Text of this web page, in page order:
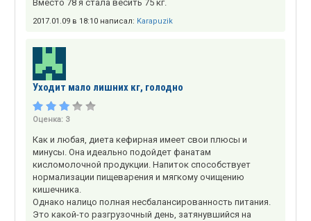
Вместо 78 я стала весить 75 кг.
2017.01.09 в 18:10 написал: Karapuzik
Уходит мало лишних кг, голодно
Оценка: 3
Как и любая, диета кефирная имеет свои плюсы и
минусы. Она идеально подойдет фанатам
кисломолочной продукции. Напиток способствует
нормализации пищеварения и мягкому очищению
кишечника.
Однако налицо полная несбалансированность питания.
Это какой-то разгрузочный день, затянувшийся на